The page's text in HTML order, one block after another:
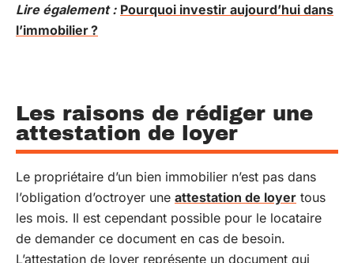
Lire également : Pourquoi investir aujourd’hui dans
l’immobilier ?
Les raisons de rédiger une
attestation de loyer
Le propriétaire d’un bien immobilier n’est pas dans
l’obligation d’octroyer une attestation de loyer tous
les mois. Il est cependant possible pour le locataire
de demander ce document en cas de besoin.
L’attestation de loyer représente un document qui